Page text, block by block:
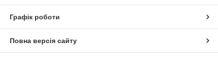
Графік роботи
Повна версія сайту